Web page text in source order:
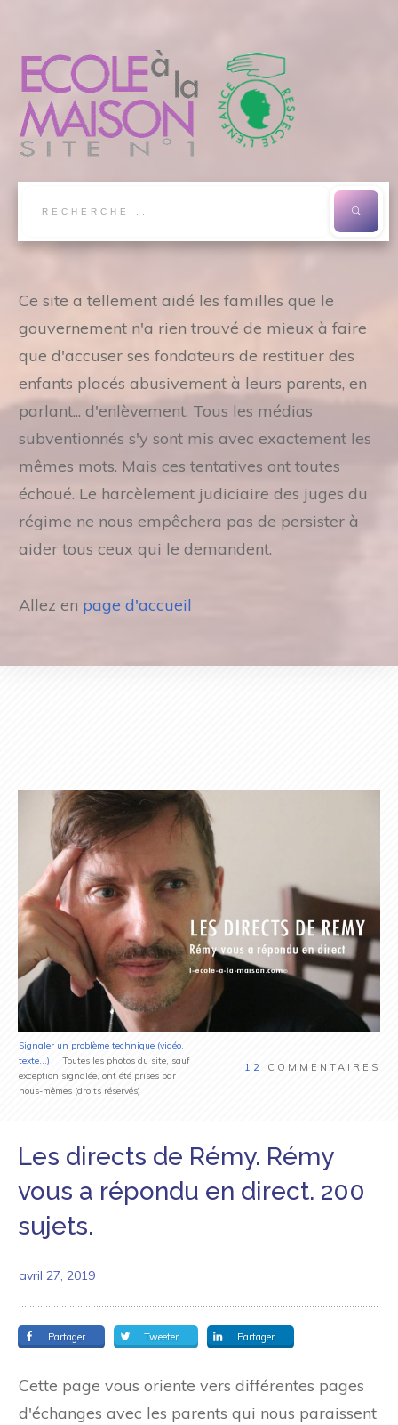
Ce site a tellement aidé les familles que le
gouvernement n'a rien trouvé de mieux à faire
que d'accuser ses fondateurs de restituer des
enfants placés abusivement à leurs parents, en
parlant... d'enlèvement. Tous les médias
subventionnés s'y sont mis avec exactement les
mêmes mots. Mais ces tentatives ont toutes
échoué. Le harcèlement judiciaire des juges du
régime ne nous empêchera pas de persister à
aider tous ceux qui le demandent.
Allez en page d'accueil
Signaler un problème technique (vidéo,
texte...)
Toutes les photos du site, sauf
exception signalée, ont été prises par
nous-mêmes (droits réservés)
12 COMMENTAIRES
Les directs de Rémy. Rémy
vous a répondu en direct. 200
sujets.
avril 27, 2019
Partager Tweeter Partager
Cette page vous oriente vers différentes pages
d'échanges avec les parents qui nous paraissent